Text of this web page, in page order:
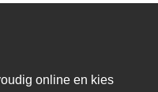
online en kies